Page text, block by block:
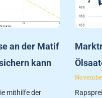
an der Matif
kann
mithilfe der